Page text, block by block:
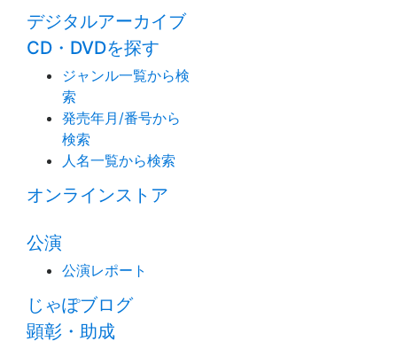
デジタルアーカイブ
CD・DVDを探す
ジャンル一覧から検
索
発売年月/番号から
検索
人名一覧から検索
オンラインストア
公演
公演レポート
じゃぽブログ
顕彰・助成